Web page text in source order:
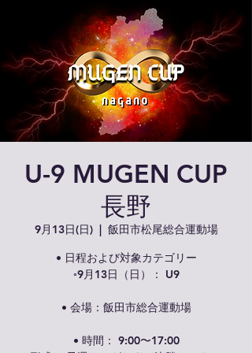
U-9 MUGEN CUP
長野
9月13日(日)
  |
飯田市松尾総合運動場
• 日程および対象カテゴリー
◦9月13日（日）： U9
• 会場：飯田市総合運動場
• 時間： 9:00〜17:00